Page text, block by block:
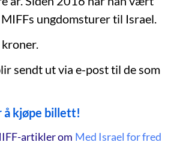
ungdomsturer til Israel.
sendt ut via e-post til de som
å kjøpe billett!
artikler om Med Israel for fred